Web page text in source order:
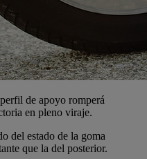
de apoyo romperá
en pleno viraje.
del estado de la goma
que la del posterior.